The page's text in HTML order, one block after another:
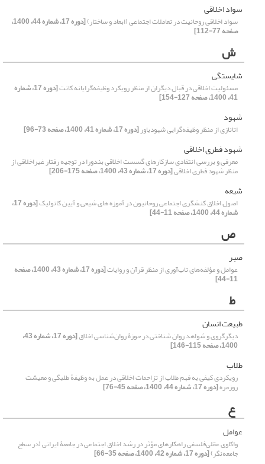
سواد اخلاقی
سواد اخلاقی روحانیت در تعاملات اجتماعی (ابعاد و ساختار) [دوره 17، شماره 44، 1400،
صفحه 77-112]
ش
شایستگی
مسئولیت اخلاقی در قبال دیگران از منظر رویکرد وظیفه‌گرایانه کانت [دوره 17، شماره
41، 1400، صفحه 127-154]
شهود
اتانازی از منظر وظیفه‌گرایی شهودباور[دوره 17، شماره 41، 1400، صفحه 73-96]
شهود فطری اخلاقی
معرفی و بررسی انتقادی سازکار‌های گسست اخلاقی بندورا در توجیه رفتار غیراخلاقی از
منظر شهود فطری اخلاقی[دوره 17، شماره 43، 1400، صفحه 175-206]
شیعه
اصول اخلاق کنشگری اجتماعی روحانیون در آموزه های شیعی و آیین کاتولیک [دوره 17،
شماره 44، 1400، صفحه 11-44]
ص
صبر
عوامل و مؤلفه‌های تاب‌آوری از منظر قرآن و روایات [دوره 17، شماره 43، 1400، صفحه
11-44]
ط
طبیعت انسان
دیگرگروی و شواهد روان شناختی در حوزۀ روان‌شناسی اخلاق [دوره 17، شماره 43،
1400، صفحه 115-146]
طلاب
رویکردی کیفی به فهم طلاب از تزاحمات اخلاقی در عمل به وظیفۀ طلبگی و معیشت
روزمره[دوره 17، شماره 44، 1400، صفحه 45-76]
ع
عوامل
واکاوی عقلی‌فلسفی راهکارهای مؤثر در رشد اخلاق اجتماعی در جامعۀ ایرانی (در سطح
جامعه‌نگر)[دوره 17، شماره 42، 1400، صفحه 35-66]